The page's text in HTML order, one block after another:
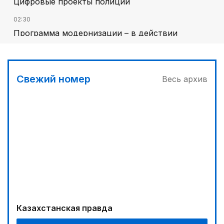
02:30
Программа модернизации – в действии
Песни Абая – в сердцах молодежи
03:30
00:30
Свежий номер Весь архив
Казахстанская правда